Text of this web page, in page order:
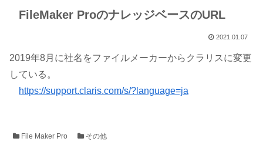
FileMaker ProのナレッジベースのURL
2021.01.07
2019年8月に社名をファイルメーカーからクラリスに変更
している。
https://support.claris.com/s/?language=ja
File Maker Pro その他